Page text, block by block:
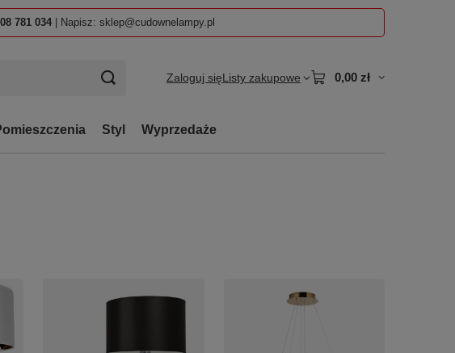
781 034 | Napisz: sklep@cudownelampy.pl
Zaloguj sięListy zakupowe 0,00 zł
Styl Wyprzedaże